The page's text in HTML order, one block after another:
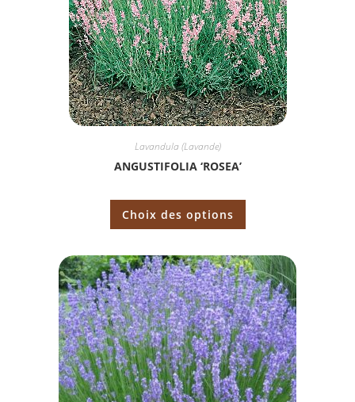
Lavandula (Lavande)
ANGUSTIFOLIA ‘ROSEA’
Choix des options